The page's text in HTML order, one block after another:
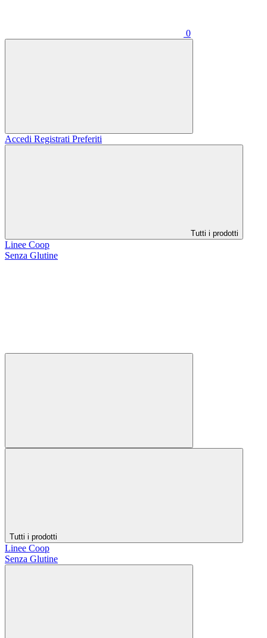
0
Accedi Registrati Preferiti
Tutti i prodotti
Linee Coop
Senza Glutine
Tutti i prodotti
Linee Coop
Senza Glutine